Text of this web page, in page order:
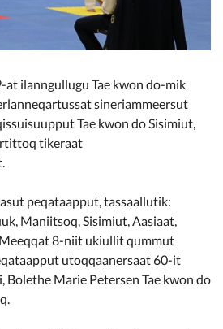
ilanngullugu Tae kwon do-mik
sineriammeersut
Tae kwon do Sisimiut,
tikeraat
peqataapput, tassaallutik:
Maniitsoq, Sisimiut, Aasiaat,
8-niit ukiullit qummut
utoqqaanersaat 60-it
Marie Petersen Tae kwon do